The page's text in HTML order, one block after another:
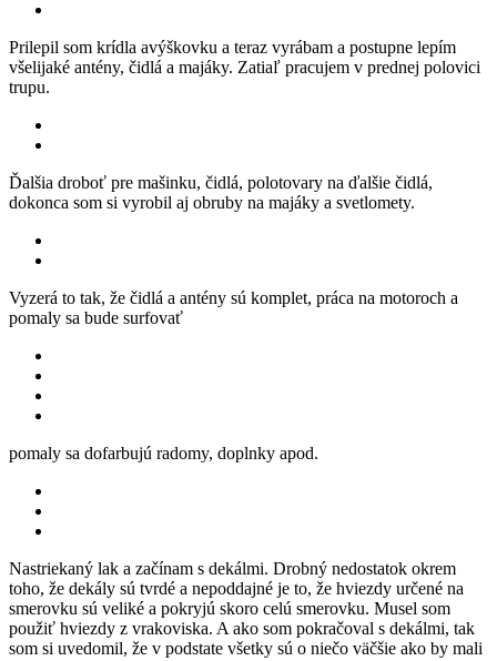
Prilepil som krídla avýškovku a teraz vyrábam a postupne lepím
všelijaké antény, čidlá a majáky. Zatiaľ pracujem v prednej polovici
trupu.
Ďalšia droboť pre mašinku, čidlá, polotovary na ďalšie čidlá,
dokonca som si vyrobil aj obruby na majáky a svetlomety.
Vyzerá to tak, že čidlá a antény sú komplet, práca na motoroch a
pomaly sa bude surfovať
pomaly sa dofarbujú radomy, doplnky apod.
Nastriekaný lak a začínam s dekálmi. Drobný nedostatok okrem
toho, že dekály sú tvrdé a nepoddajné je to, že hviezdy určené na
smerovku sú veliké a pokryjú skoro celú smerovku. Musel som
použiť hviezdy z vrakoviska. A ako som pokračoval s dekálmi, tak
som si uvedomil, že v podstate všetky sú o niečo väčšie ako by mali